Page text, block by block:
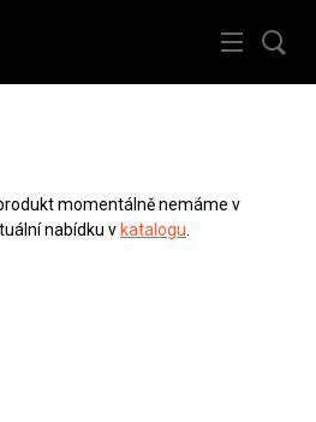
Menu
vám poradíme na312 520 159
pracovní dny od 8 – 17 hod)
momentálně nemáme v
nabídku v katalogu